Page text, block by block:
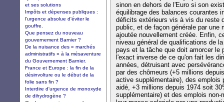
sinon en dehors de l'Euro si son
équilibrage des balances courantes
déficits extérieurs vis à vis du reste
public, et de façon générale par une
ajoutée nouvellement créée. Enfin,
niveau général de qualifications de
pays et la tâche que doit amorcer le
l'exact inverse de ce qu'on fait les
années, détruisant avec
par des chômeurs (+5 millions
active supplémentaire), des emplois
aidé, +3 millions depuis 1974 soit
supplémentaire) et des emplois
et ses solutions
Impôts et dépenses publiques :
l'urgence absolue d'éviter le
gouffre.
Que pensez du nouveau
gouvernement Barnier ?
De la nuisance des « marchés
administratifs » à la mésaventure
du Gouvernement Barnier.
France et Europe : la fin de la
désinvolture ou le début de la
folie sans fin ?
Interdire d'urgence de monoxyde
de dihydrogène ?